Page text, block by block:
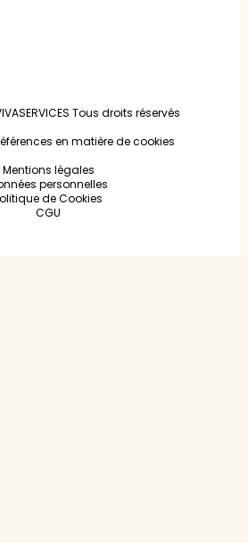
Tous droits réservés
en matière de cookies
Mentions légales
personnelles
de Cookies
CGU